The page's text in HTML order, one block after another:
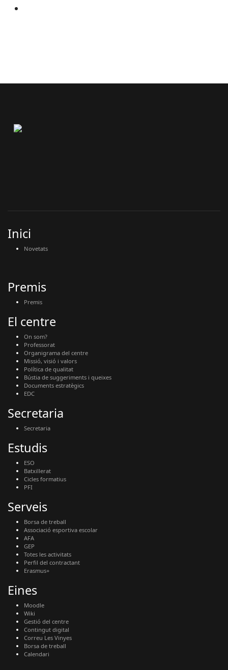
Inici
Novetats
Premis
Premis
El centre
On som?
Professorat
Organigrama del centre
Missió, visió i valors
Política de qualitat
Bústia de suggeriments i queixes
Documents estratègics
EDC
Secretaria
Secretaria
Estudis
ESO
Batxillerat
Cicles formatius
PFI
Serveis
Borsa de treball
Associació esportiva escolar
AFA
GEP
Totes les activitats
Perfil del contractant
Erasmus+
Eines
Moodle
Wiki
Gestió del centre
Contingut digital
Correu Les Vinyes
Borsa de treball
Calendari